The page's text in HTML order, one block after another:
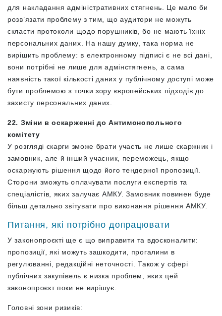
для накладання адміністративних стягнень. Це мало би
розв’язати проблему з тим, що аудитори не можуть
скласти протоколи щодо порушників, бо не мають їхніх
персональних даних. На нашу думку, така норма не
вирішить проблему: в електронному підписі є не всі дані,
вони потрібні не лише для адмінстягнень, а сама
наявність такої кількості даних у публічному доступі може
бути проблемою з точки зору європейських підходів до
захисту персональних даних.
22. Зміни в оскарженні до Антимонопольного
комітету
У розгляді скарги зможе брати участь не лише скаржник і
замовник, але й інший учасник, переможець, якщо
оскаржують рішення щодо його тендерної пропозиції.
Сторони зможуть оплачувати послуги експертів та
спеціалістів, яких залучає АМКУ. Замовник повинен буде
більш детально звітувати про виконання рішення АМКУ.
Питання, які потрібно допрацювати
У законопроєкті ще є що виправити та вдосконалити:
пропозиції, які можуть зашкодити, прогалини в
регулюванні, редакційні неточності. Також у сфері
публічних закупівель є низка проблем, яких цей
законопроєкт поки не вирішує.
Головні зони ризиків: